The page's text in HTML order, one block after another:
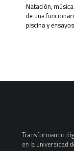
Natación,
de una
piscina y
Transformando
en la universidad